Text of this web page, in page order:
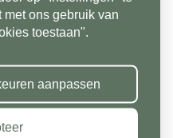
met ons gebruik van
toestaan".
aanpassen